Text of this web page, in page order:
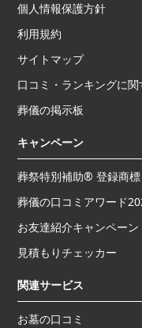
個人情報保護方針
利用規約
サイトマップ
口コミ・ランキングに
葬儀の掲示板
キャンペーン
葬祭特別補助® 登録商
葬儀の口コミアワード
お友達紹介キャンペーン
見積もりチェッカー
関連サービス
お墓の口コミ